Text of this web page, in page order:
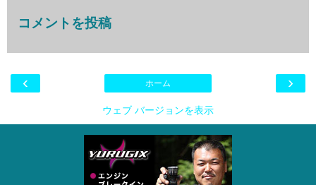
コメントを投稿
‹ ›
ホーム
ウェブ バージョンを表示